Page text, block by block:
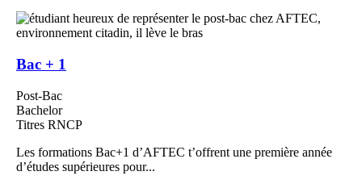
Bac + 1
Post-Bac
Bachelor
Titres RNCP
Les formations Bac+1 d’AFTEC t’offrent une première année
d’études supérieures pour...